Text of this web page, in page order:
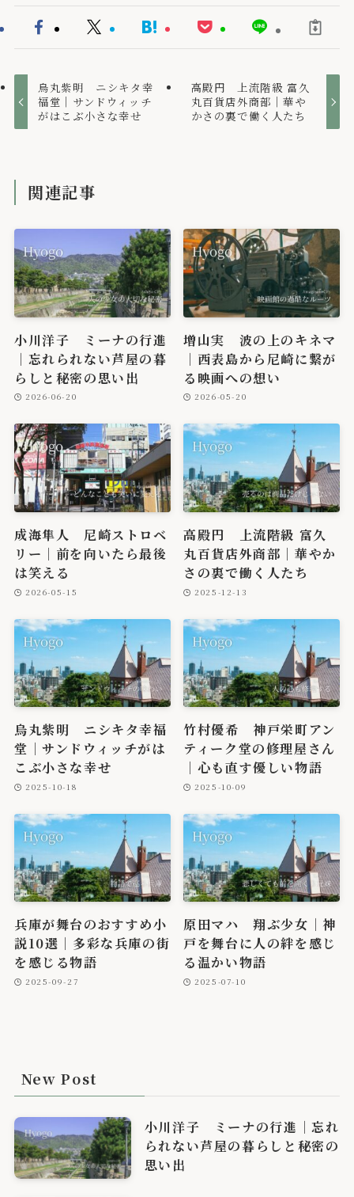
烏丸紫明 ニシキタ幸
福堂｜サンドウィッチ
がはこぶ小さな幸せ
高殿円 上流階級 富久
丸百貨店外商部｜華や
かさの裏で働く人たち
関連記事
小川洋子 ミーナの行進
｜忘れられない芦屋の暮
らしと秘密の思い出
2026-06-20
増山実 波の上のキネマ
｜西表島から尼崎に繋が
る映画への想い
2026-05-20
成海隼人 尼崎ストロベ
リー｜前を向いたら最後
は笑える
2026-05-15
高殿円 上流階級 富久
丸百貨店外商部｜華やか
さの裏で働く人たち
2025-12-13
烏丸紫明 ニシキタ幸福
堂｜サンドウィッチがは
こぶ小さな幸せ
2025-10-18
竹村優希 神戸栄町アン
ティーク堂の修理屋さん
｜心も直す優しい物語
2025-10-09
兵庫が舞台のおすすめ小
説10選｜多彩な兵庫の街
を感じる物語
2025-09-27
原田マハ 翔ぶ少女｜神
戸を舞台に人の絆を感じ
る温かい物語
2025-07-10
New Post
小川洋子 ミーナの行進｜忘れ
られない芦屋の暮らしと秘密の
思い出